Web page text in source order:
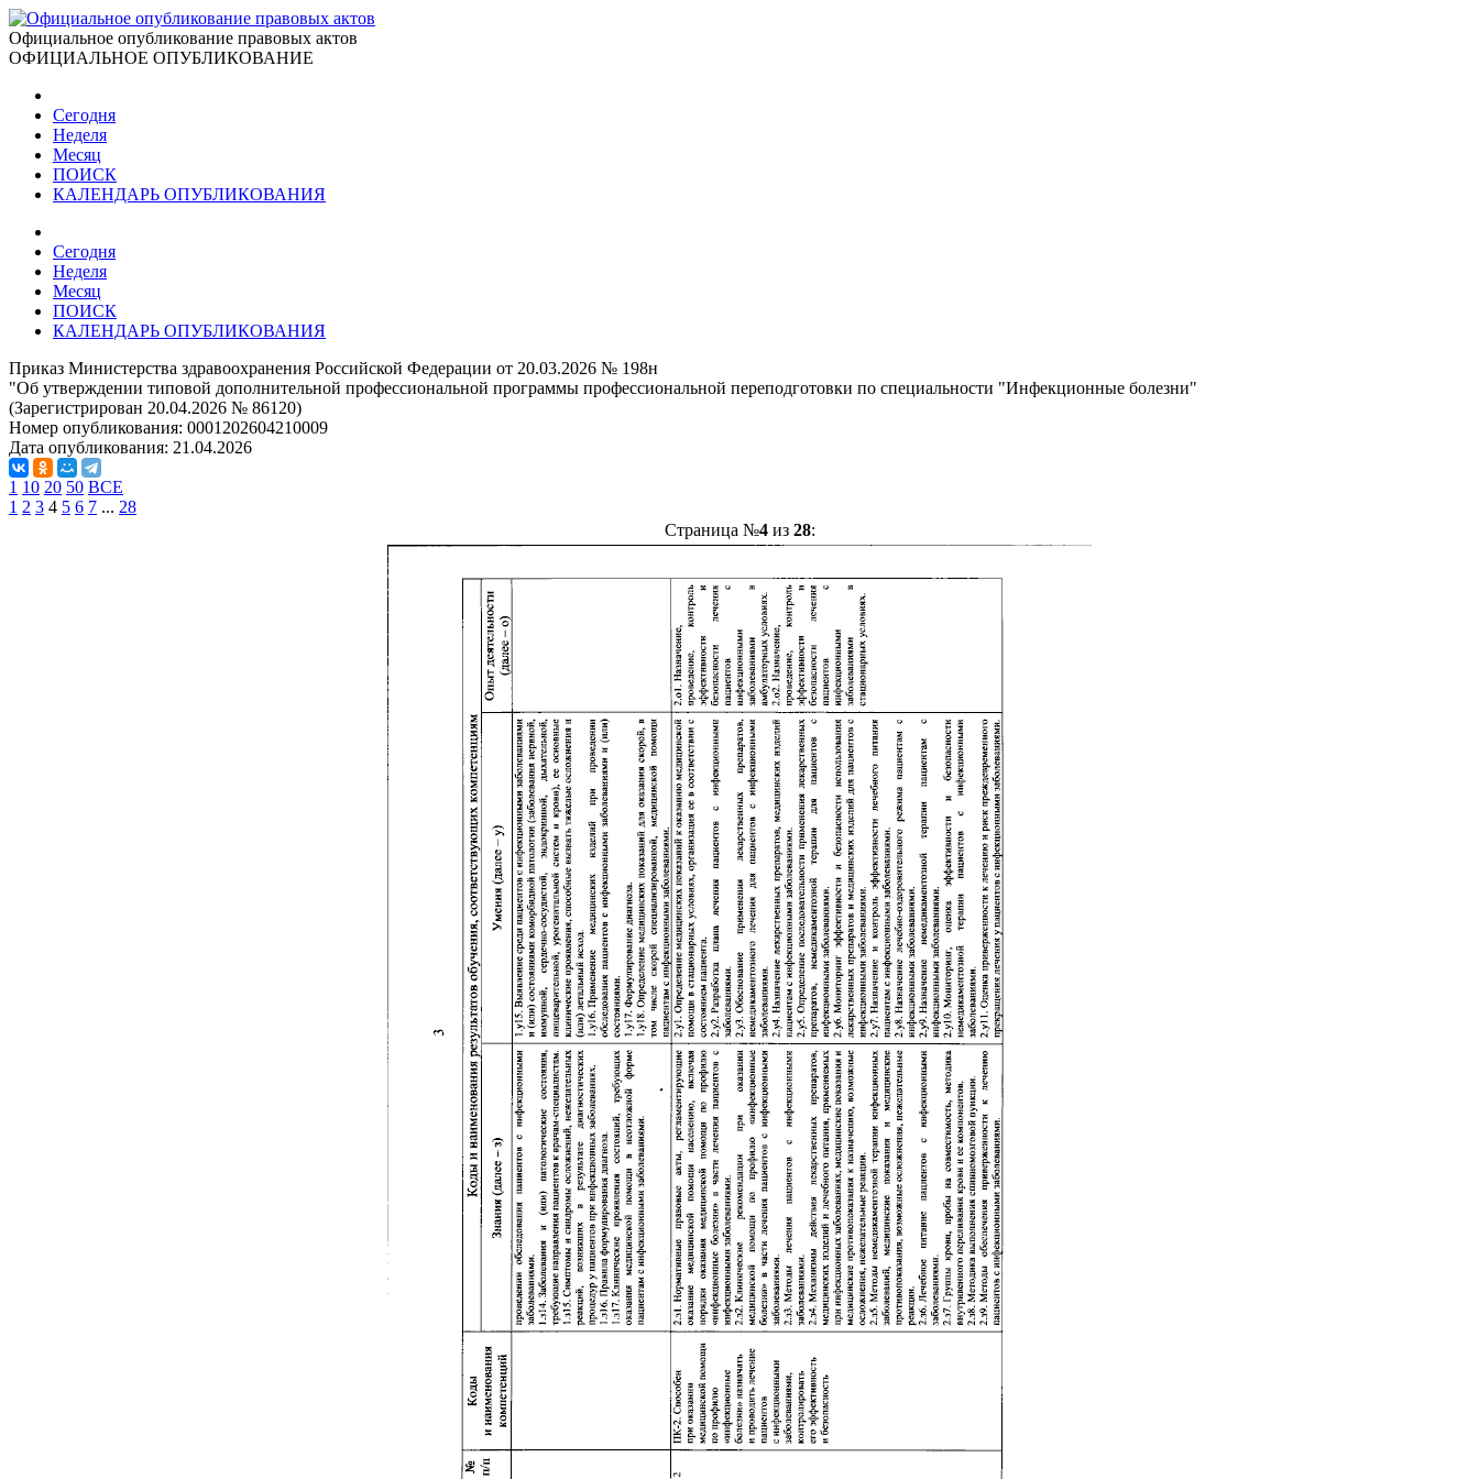
Официальное опубликование правовых актов
ОФИЦИАЛЬНОЕ ОПУБЛИКОВАНИЕ
Сегодня
Неделя
Месяц
ПОИСК
КАЛЕНДАРЬ ОПУБЛИКОВАНИЯ
Сегодня
Неделя
Месяц
ПОИСК
КАЛЕНДАРЬ ОПУБЛИКОВАНИЯ
Приказ Министерства здравоохранения Российской Федерации от 20.03.2026 № 198н
"Об утверждении типовой дополнительной профессиональной программы профессиональной переподготовки по специальности "Инфекционные болезни"
(Зарегистрирован 20.04.2026 № 86120)
Номер опубликования: 0001202604210009
Дата опубликования: 21.04.2026
1 10 20 50 ВСЕ
1 2 3 4 5 6 7 ... 28
Страница №4из 28: